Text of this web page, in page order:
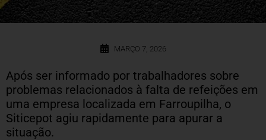
MARÇO 7, 2026
Após ser informado por trabalhadores sobre
problemas relacionados à falta de refeições em
uma empresa localizada em Farroupilha, o
Siticepot agiu rapidamente para apurar a
situação.